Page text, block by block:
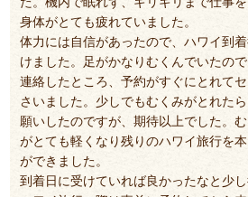
身体がとても疲れていました。
体力には自信があったので、ハワイ到
けました。足がかなりむくんでいたの
連絡したところ、予約がすぐにとれて
さいました。少しでもむくみがとれた
願いしたのですが、期待以上でした。
がとても軽くなり残りのハワイ旅行を
ができました。
到着日に受けていれば良かったなと少